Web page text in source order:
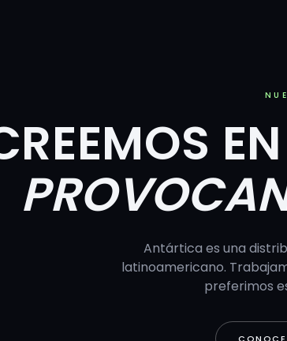
Antártica es una
latinoamericano.
preferimos